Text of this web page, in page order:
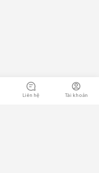
Liên hệ Tài khoản